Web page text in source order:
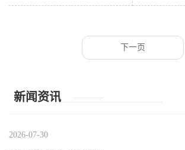
下一页
新闻资讯
2026-07-30